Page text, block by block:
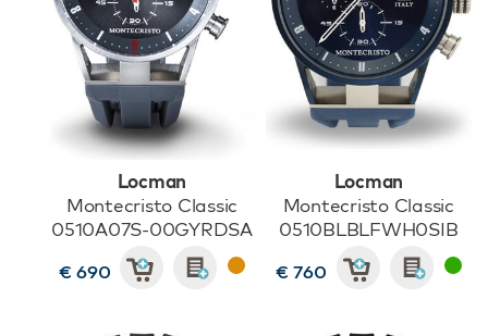
Locman
Montecristo Classic
0510A07S-00GYRDSA
€ 690
Locman
Montecristo Classic
0510BLBLFWH0SIB
€ 760